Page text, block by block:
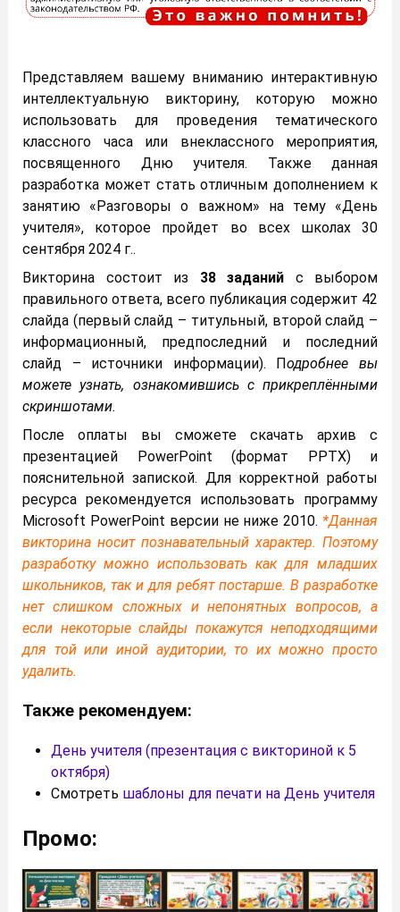
Представляем вашему вниманию интерактивную
интеллектуальную викторину, которую можно
использовать для проведения тематического
классного часа или внеклассного мероприятия,
посвященного Дню учителя. Также данная
разработка может стать отличным дополнением к
занятию «Разговоры о важном» на тему «День
учителя», которое пройдет во всех школах 30
сентября 2024 г..
Викторина состоит из 38 заданий с выбором
правильного ответа, всего публикация содержит 42
слайда (первый слайд – титульный, второй слайд –
информационный, предпоследний и последний
слайд – источники информации). Подробнее вы
можете узнать, ознакомившись с прикреплёнными
скриншотами.
После оплаты вы сможете скачать архив с
презентацией PowerPoint (формат PPTX) и
пояснительной запиской. Для корректной работы
ресурса рекомендуется использовать программу
Microsoft PowerPoint версии не ниже 2010. *Данная
викторина носит познавательный характер. Поэтому
разработку можно использовать как для младших
школьников, так и для ребят постарше. В разработке
нет слишком сложных и непонятных вопросов, а
если некоторые слайды покажутся неподходящими
для той или иной аудитории, то их можно просто
удалить.
Также рекомендуем:
День учителя (презентация с викториной к 5
октября)
Смотреть шаблоны для печати на День учителя
Промо: